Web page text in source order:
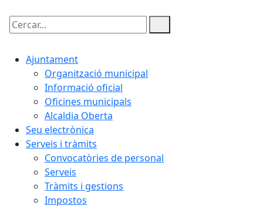
Cercar:
Ajuntament
Organització municipal
Informació oficial
Oficines municipals
Alcaldia Oberta
Seu electrònica
Serveis i tràmits
Convocatòries de personal
Serveis
Tràmits i gestions
Impostos